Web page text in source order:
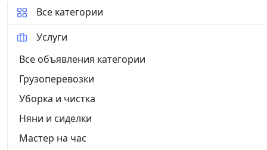
Все категории
Услуги
Все объявления категории
Грузоперевозки
Уборка и чистка
Няни и сиделки
Мастер на час